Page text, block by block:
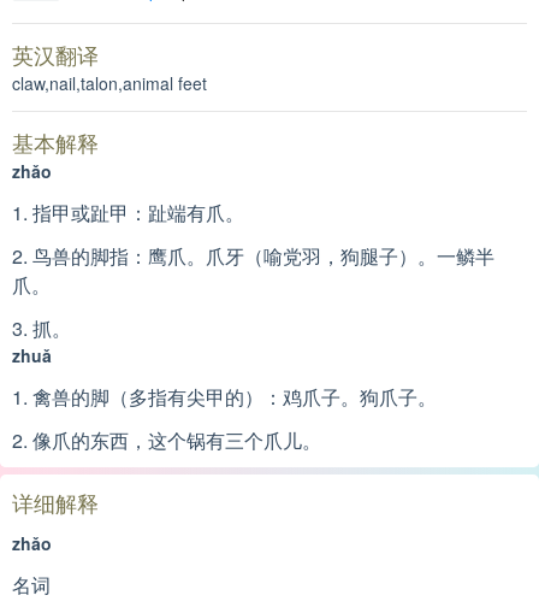
英汉翻译
claw,nail,talon,animal feet
基本解释
zhǎo
1. 指甲或趾甲：趾端有爪。
2. 鸟兽的脚指：鹰爪。爪牙（喻党羽，狗腿子）。一鳞半
爪。
3. 抓。
zhuǎ
1. 禽兽的脚（多指有尖甲的）：鸡爪子。狗爪子。
2. 像爪的东西，这个锅有三个爪儿。
详细解释
zhǎo
名词